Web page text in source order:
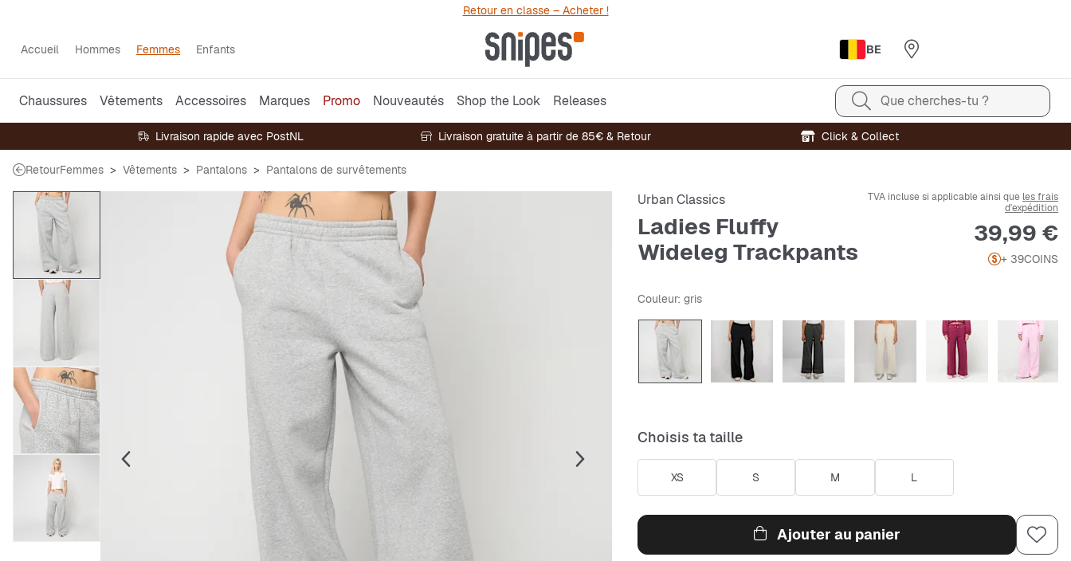
Retour en classe – Acheter !
Accueil Hommes Femmes Enfants BE
Chaussures Vêtements Accessoires Marques Promo Nouveautés Shop the Look Releases Que cherches-tu ?
Livraison rapide avec PostNL Livraison gratuite à partir de 85€ & Retour Click & Collect
RetourFemmes Vêtements Pantalons Pantalons de survêtements
Urban Classics
Ladies Fluffy
Wideleg Trackpants
TVA incluse si applicable ainsi que les frais
d'expédition
Prix
39,99 €
+ 39COINS
Couleur: gris
Choisis ta taille
XS S M L
Ajouter au panier